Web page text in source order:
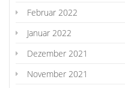
Februar 2022
Januar 2022
Dezember 2021
November 2021